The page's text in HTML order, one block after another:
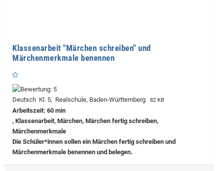
Klassenarbeit "Märchen schreiben" und
Märchenmerkmale benennen
Deutsch Kl. 5, Realschule, Baden-Württemberg 82 KB
Arbeitszeit: 60 min
, Klassenarbeit, Märchen, Märchen fertig schreiben,
Märchenmerkmale
Die Schüler*innen sollen ein Märchen fertig schreiben und
Märchenmerkmale benennen und belegen.